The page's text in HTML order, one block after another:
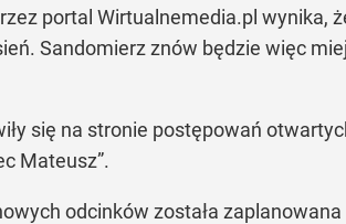
portal Wirtualnemedia.pl wynika,
Sandomierz znów będzie więc
się na stronie postępowań
Mateusz”.
odcinków została